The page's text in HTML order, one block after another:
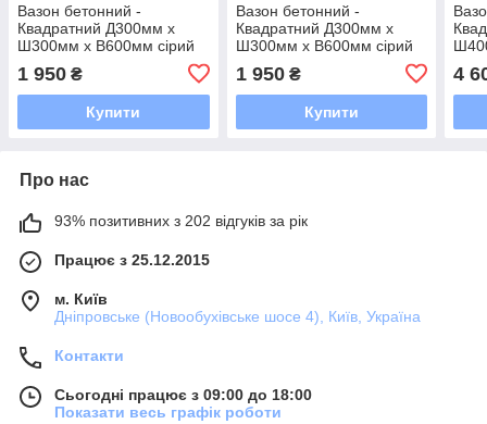
Вазон бетонний -
Квадратний Д300мм х
Ш300мм х В600мм сірий
1 950 ₴
Купити
Вазон бетонний -
Квадратний Д300мм х
Ш300мм х В600мм сірий
1 950₴
Купити
4
Про нас
93% позитивних з 202 відгуків за рік
Працює з 25.12.2015
м. Київ
Дніпровське (Новообухівське шосе 4), Київ, Україна
Контакти
Сьогодні працює з 09:00 до 18:00
Показати весь графік роботи